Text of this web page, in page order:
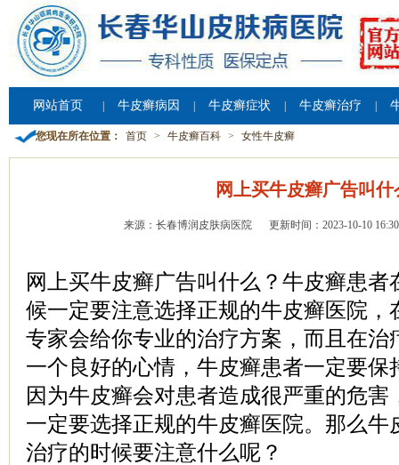
网站首页 牛皮癣病因 牛皮癣症状 牛皮癣治疗
您现在所在位置： 首页 > 牛皮癣百科 > 女性牛皮癣
网上买牛皮癣广告叫什
来源：长春博润皮肤病医院 更新时间：2023-10-10
网上买牛皮癣广告叫什么？牛皮癣患者
候一定要注意选择正规的牛皮癣医院，
专家会给你专业的治疗方案，而且在治
一个良好的心情，牛皮癣患者一定要保
因为牛皮癣会对患者造成很严重的危害
一定要选择正规的牛皮癣医院。那么牛
治疗的时候要注意什么呢？